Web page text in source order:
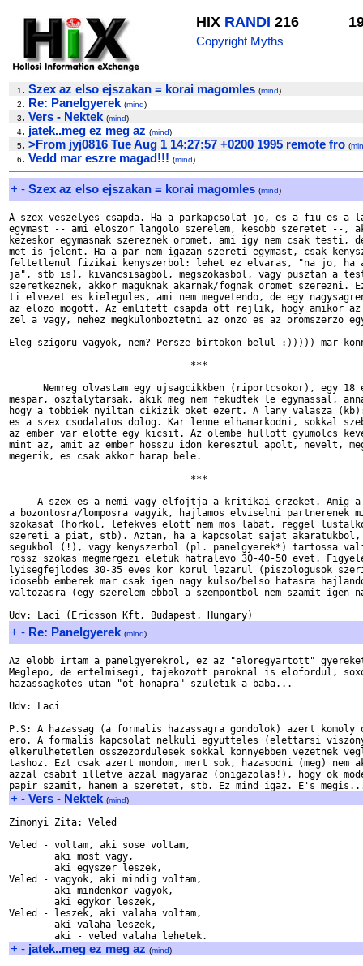
HIX RANDI 216
Copyright Myths
1 . Szex az elso ejszakan = korai magomles (mind)
2. Re: Panelgyerek (mind)
3. Vers - Nektek (mind)
4. jatek..meg ez meg az (mind)
5. >From jyj0816 Tue Aug 1 14:27:57 +0200 1995 remote fro (
6. Vedd mar eszre magad!!! (mind)
+ - Szex az elso ejszakan = korai magomles (mind)
A szex veszelyes csapda. Ha a parkapcsolat jo, es a fiu es a
egymast -- ami eloszor langolo szerelem, kesobb szeretet --,
kezeskor egymasnak szereznek oromet, ami igy nem csak
met is jelent. Ha a par nem igazan szereti egymast, csak
feltetlenul fizikai kenyszerbol: lehet ez elvaras, "na jo, ha
ja", stb is), kivancsisagbol, megszokasbol, vagy pusztan a
szeretkeznek, akkor maguknak akarnak/fognak oromet szerezni.
ti elvezet es kielegules, ami nem megvetendo, de egy
az elozo mogott. Az emlitett csapda ott rejlik, hogy amikor az
zel a vagy, nehez megkulonboztetni az onzo es az oromszerzo
Eleg szigoru vagyok, nem? Persze birtokon belul :))))) mar
                                ***
Nemreg olvastam egy ujsagcikkben (riportcsokor), egy 18
mespar, osztalytarsak, akik meg nem fekudtek le egymassal,
hogy a tobbiek nyiltan cikizik oket ezert. A lany valasza
es a szex csodalatos dolog. Kar lenne elhamarkodni, sokkal
az ember var elotte egy kicsit. Az olembe hullott gyumolcs
mint az, amit az ember hosszu idon keresztul apolt, nevelt,
megerik, es csak akkor harap bele.
                                ***
A szex es a nemi vagy elfojtja a kritikai erzeket. Amig
a bozontosra/lomposra vagyik, hajlamos elviselni partnerenek
szokasat (horkol, lefekves elott nem mos labat, reggel
szereti a piat, stb). Aztan, ha a kapcsolat sajat akaratukbol,
segukbol (!), vagy kenyszerbol (pl. panelgyerek*) tartossa
rossz szokas megmergezi eletuk hatralevo 30-40-50 evet.
lyisegfejlodes 30-35 eves kor korul lezarul (piszologusok
idosebb emberek mar csak igen nagy kulso/belso hatasra
valtozasra (egy szerelem ebbol a szempontbol nem szamit igen
+ - Re: Panelgyerek (mind)
Az elobb irtam a panelgyerekrol, ez az "eloregyartott"
Meglepo, de ertelmisegi, tajekozott paroknal is elofordul,
hazassagkotes utan "ot honapra" szuletik a baba...
Udv: Laci
P.S: A hazassag (a formalis hazassagra gondolok) azert komoly
ero. A formalis kapcsolat nelkuli egyutteles (elettarsi
elkerulhetetlen osszezordulesek sokkal konnyebben vezetnek
tashoz. Ezt csak azert mondom, mert sok, hazasodni (meg) nem
azzal csabit illetve azzal magyaraz (onigazolas!), hogy ok
+ - Vers - Nektek (mind)
Zimonyi Zita: Veled
Veled - voltam, aki sose voltam,
        aki most vagy,
        aki egyszer leszek,
Veled - vagyok, aki mindig voltam,
        aki mindenkor vagyok,
        aki egykor leszek,
Veled - leszek, aki valaha voltam,
        aki valaha leszek,
+ - jatek..meg ez meg az (mind)